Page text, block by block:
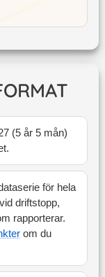
(5 år 5 mån)
.
för hela
driftstopp,
rapporterar.
om du